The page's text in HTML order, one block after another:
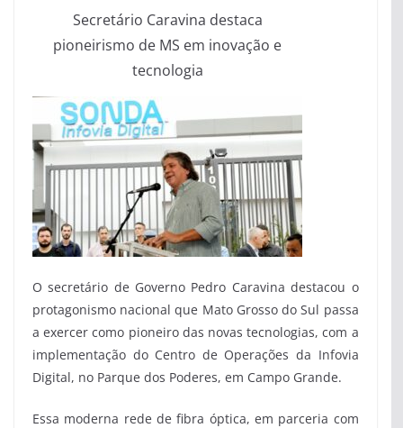
Secretário Caravina destaca
pioneirismo de MS em inovação e
tecnologia
O secretário de Governo Pedro Caravina destacou o
protagonismo nacional que Mato Grosso do Sul passa
a exercer como pioneiro das novas tecnologias, com a
implementação do Centro de Operações da Infovia
Digital, no Parque dos Poderes, em Campo Grande.
Essa moderna rede de fibra óptica, em parceria com